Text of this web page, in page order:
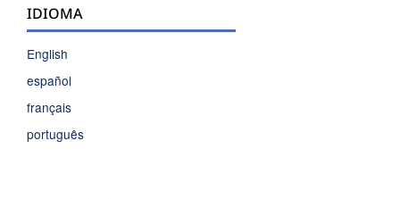
IDIOMA
English
español
français
português